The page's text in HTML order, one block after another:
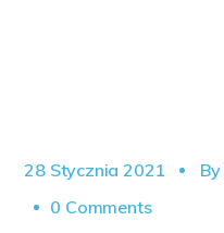
28 Stycznia 2021 By
0 Comments